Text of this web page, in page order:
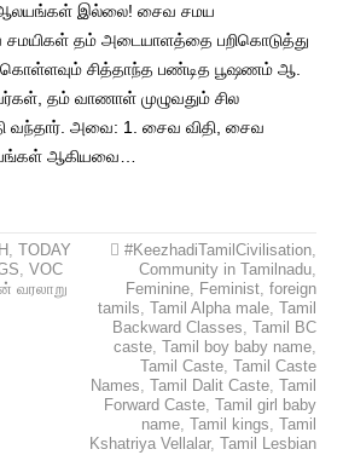
இல்லை! சைவ சமய
சமயிகள் தம் அடையாளத்தை பறிகொடுத்து
சித்தாந்த பண்டித பூஷணம் ஆ.
தம் வாணாள் முழுவதும் சில
வந்தார். அவை: 1. சைவ விதி, சைவ
ஆகியவை…
,TODAY
,VOC
வரலாறு
#KeezhadiTamilCivilisation,
Community in Tamilnadu,
Feminine, Feminist, foreign
tamils, Tamil Alpha male, Tamil
Backward Classes, Tamil BC
caste, Tamil boy baby name,
Tamil Caste, Tamil Caste
Names, Tamil Dalit Caste, Tamil
Forward Caste, Tamil girl baby
name, Tamil kings, Tamil
Kshatriya Vellalar, Tamil Lesbian